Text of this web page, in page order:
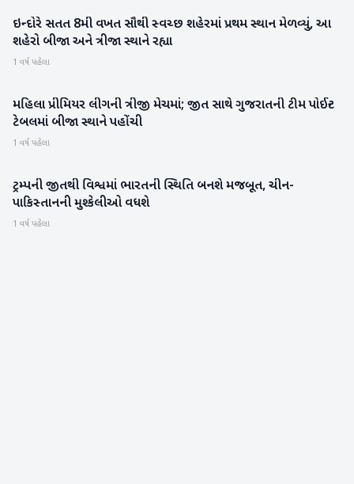
રાષ્ટ્રીય
ઇન્દોરે સતત 8મી વખત સૌથી સ્વચ્છ શહેરમાં પ્રથમ સ્થાન મેળવ્યું, આ
શહેરો બીજા અને ત્રીજા સ્થાને રહ્યા
1 વર્ષ પહેલા
રમતગમત
મહિલા પ્રીમિયર લીગની ત્રીજી મેચમાં; જીત સાથે ગુજરાતની ટીમ પોઈન્ટ
ટેબલમાં બીજા સ્થાને પહોંચી
1 વર્ષ પહેલા
આંતરરાષ્ટ્રીય
ટ્રમ્પની જીતથી વિશ્વમાં ભારતની સ્થિતિ બનશે મજબૂત, ચીન-
પાકિસ્તાનની મુશ્કેલીઓ વધશે
1 વર્ષ પહેલા